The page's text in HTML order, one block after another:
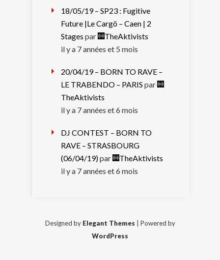
18/05/19 – SP23 : Fugitive
Future |Le Cargö – Caen | 2
Stages par
TheAktivists
il y a 7 années et 5 mois
20/04/19 – BORN TO RAVE –
LE TRABENDO – PARIS par
TheAktivists
il y a 7 années et 6 mois
DJ CONTEST – BORN TO
RAVE – STRASBOURG
(06/04/19)par
TheAktivists
il y a 7 années et 6 mois
Designed by Elegant Themes | Powered by
WordPress